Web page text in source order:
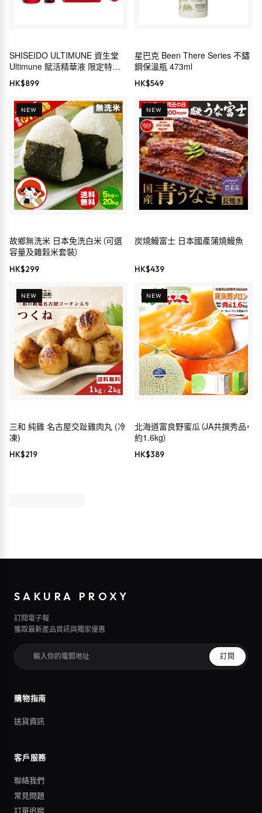
SHISEIDO ULTIMUNE 資生堂
Ultimune 賦活精華液 限定特別
套裝
HK$899
星巴克 Been There Series 不鏽
鋼保溫瓶 473ml
HK$549
NEW
故鄉無洗米 日本免洗白米（可選
容量及雜穀米套裝）
HK$299
NEW
炭燒鰻富士 日本國產蒲燒鰻魚
HK$439
NEW
三和 純雞 名古屋交趾雞肉丸 (冷
凍)
HK$219
NEW
北海道富良野蜜瓜（JA共撰秀品，
約1.6kg）
HK$389
SAKURA PROXY
訂閱電子報
獲取最新產品資訊與獨家優惠
訂閱
購物指南
送貨資訊
客戶服務
聯絡我們
常見問題
訂單追蹤